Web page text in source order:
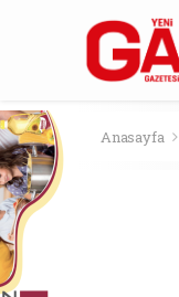
Anasayfa